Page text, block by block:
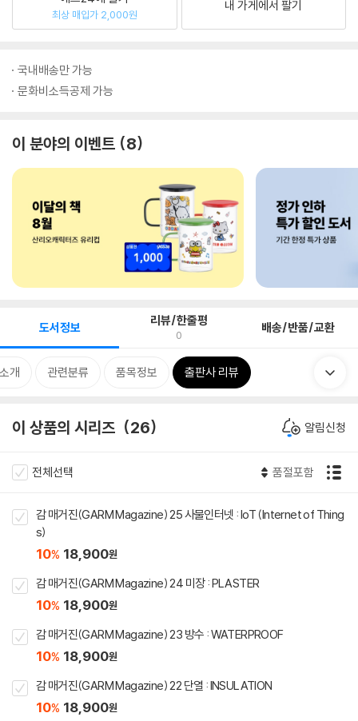
최상 매입가 2,000원
내 가게에서 팔기
국내배송만 가능
문화비소득공제 가능
이 분야의 이벤트 8
도서정보 리뷰/한줄평
0 배송/반품/교환
개 관련분류 품목정보 출판사 리뷰
이 상품의 시리즈 26 알림신청
전체선택 품절포함
감 매거진(GARM Magazine) 25 사물인터넷 : IoT (Internet of Thing
s)
10% 18,900원
감 매거진(GARM Magazine) 24 미장 : PLASTER
10% 18,900원
감 매거진(GARM Magazine) 23 방수 : WATERPROOF
10% 18,900원
감 매거진(GARM Magazine) 22 단열 : INSULATION
10% 18,900원